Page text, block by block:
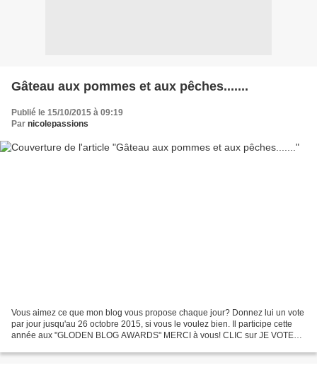
Gâteau aux pommes et aux pêches.......
Publié le 15/10/2015 à 09:19
Par nicolepassions
Vous aimez ce que mon blog vous propose chaque jour? Donnez lui un vote
par jour jusqu'au 26 octobre 2015, si vous le voulez bien. Il participe cette
année aux "GLODEN BLOG AWARDS" MERCI à vous! CLIC sur JE VOTE